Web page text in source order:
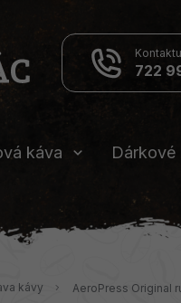
722
káva
kávy AeroPress Original